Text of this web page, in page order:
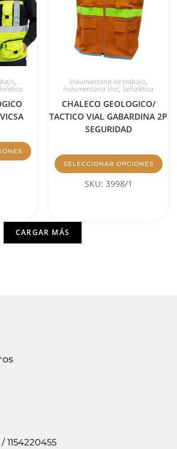
, Indumentaria de trabajo,
Indumentaria Vial, Señaletica
CHALECO GEOLOGICO/
TACTICO VIAL GABARDINA 2P
SEGURIDAD
SELECCIONAR OPCIONES
SKU: 3998/1
CARGAR MÁS
1154220455